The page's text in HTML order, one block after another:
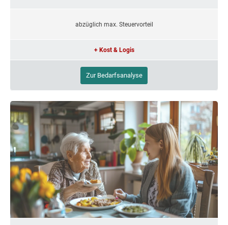
abzüglich max. Steuervorteil
+ Kost & Logis
Zur Bedarfsanalyse